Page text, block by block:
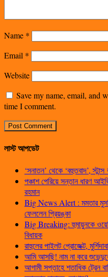
Name *
Email *
Website
Save my name, email, and
time I comment.
লাস্ট আপডেট
‘সনাতন’ থেকে ‘বহুতবাদ’,
পঞ্চাশ পেরিয়ে সন্তান ধারণ
রহমান
Big News Alert : মমতার
ফেললেন প্রিয়ঙ্কা
Big Breaking: হুমায়ুনকে
বিধায়ক
রাহুলের পাইলট প্রোজেক্ট,
আমি আসছি! নাম না করে
আগামী সপ্তাহে শতাধিক ট্রেন